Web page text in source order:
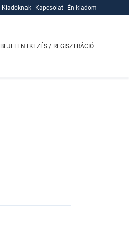
Kiadóknak
Kapcsolat Én kiadom
BEJELENTKEZÉS / REGISZTRÁCIÓ